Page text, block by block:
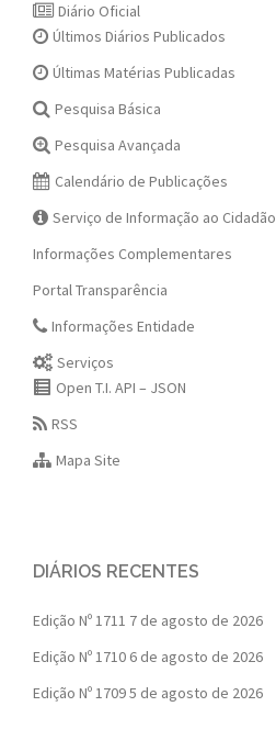
Diário Oficial
Últimos Diários Publicados
Últimas Matérias Publicadas
Pesquisa Básica
Pesquisa Avançada
Calendário de Publicações
Serviço de Informação ao Cidadão
Informações Complementares
Portal Transparência
Informações Entidade
Serviços
Open T.I. API – JSON
RSS
Mapa Site
DIÁRIOS RECENTES
Edição Nº 1711 7 de agosto de 2026
Edição Nº 1710 6 de agosto de 2026
Edição Nº 17095 de agosto de 2026